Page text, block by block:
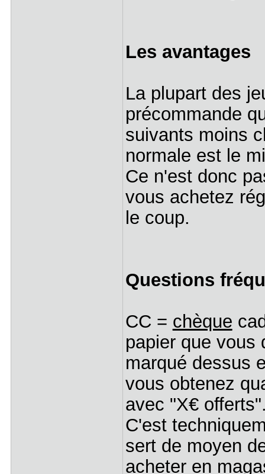
Les avantages
La plupart des
précommande
suivants moins
normale est le
Ce n'est donc
vous achetez
le coup.
Questions
CC = chèque
papier que vous
marqué dessus
vous obtenez
avec "X€
C'est
sert de moyen
acheter en